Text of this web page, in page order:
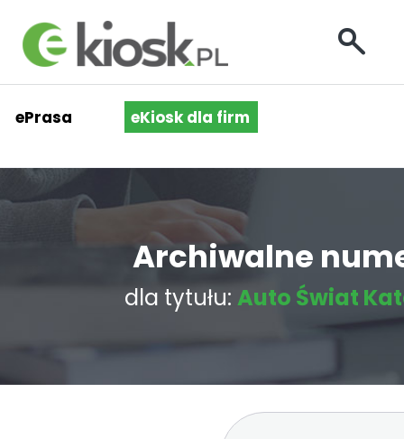
ePrasa eKiosk dla firm
Archiwalne
dla tytułu: Auto Świat